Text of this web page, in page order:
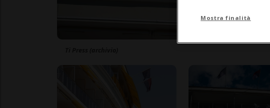
Mostra finalità